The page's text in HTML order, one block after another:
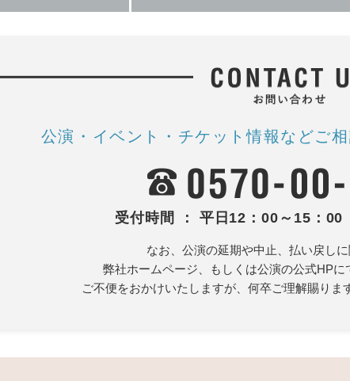
公演・イベント・チケット情報などご
受付時間 ： 平日12：00～15：00
なお、公演の延期や中止、払い戻しに
弊社ホームページ、もしくは公演の公式HPに
ご不便をおかけいたしますが、何卒ご理解賜りま